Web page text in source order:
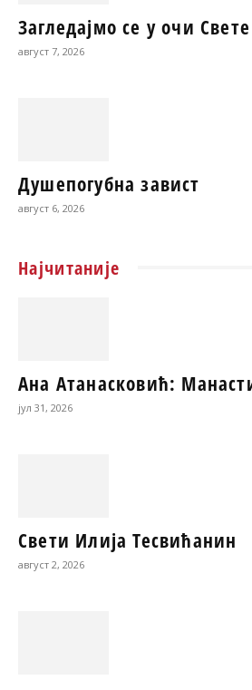
Загледајмо се у очи
август 7, 2026
Душепогубна завист
август 6, 2026
Најчитаније
Ана Атанасковић:
јул 31, 2026
Свети Илија Тесвићанин
август 2, 2026